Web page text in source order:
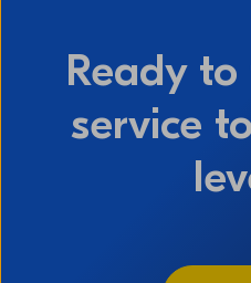
Ready
service